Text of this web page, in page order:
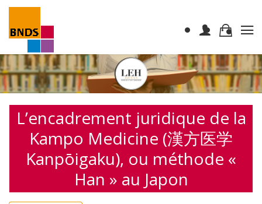
L’encadrement juridique de la
Kampo Medicine (漢方医学
Kanpōigaku), ou méthode «
Han » au Japon